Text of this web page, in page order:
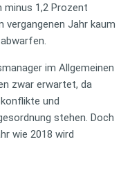
1,2 Prozent
vergangenen Jahr kaum
im Allgemeinen
zwar erwartet, da
und
stehen. Doch
wie 2018 wird